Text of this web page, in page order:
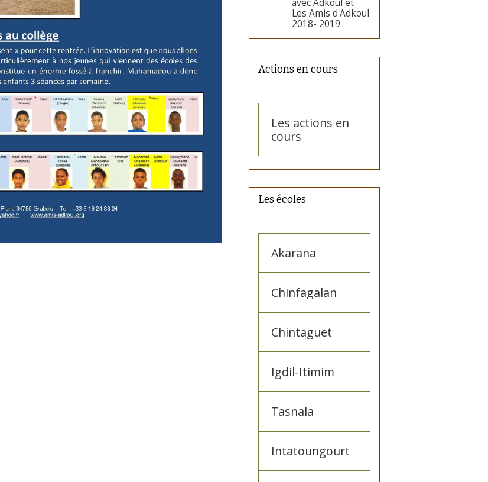
avec Adkoul et
Les Amis d'Adkoul
2018- 2019
Actions en cours
Les actions en
cours
Les écoles
Akarana
Chinfagalan
Chintaguet
Igdil-Itimim
Tasnala
Intatoungourt